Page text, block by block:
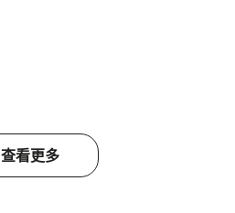
查看更多